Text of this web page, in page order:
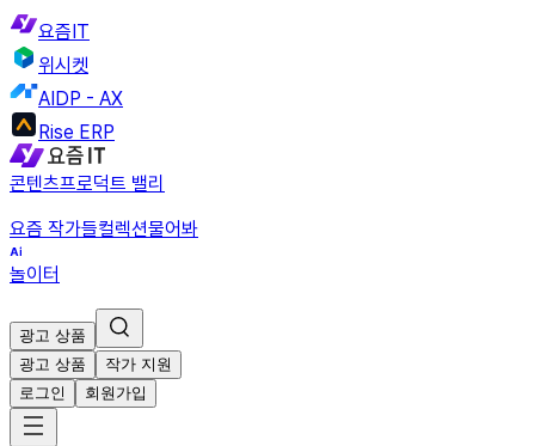
요즘IT
위시켓
AIDP - AX
Rise ERP
콘텐츠프로덕트 밸리
요즘 작가들컬렉션물어봐
놀이터
광고 상품
광고 상품
작가 지원
로그인
회원가입